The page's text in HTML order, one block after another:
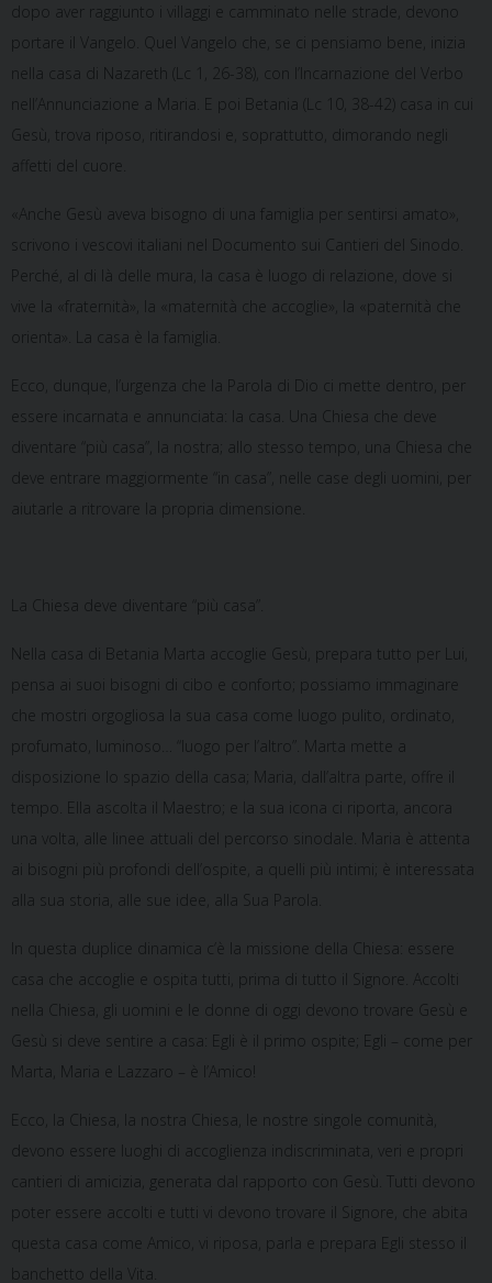
dopo aver raggiunto i villaggi e camminato nelle strade, devono
portare il Vangelo. Quel Vangelo che, se ci pensiamo bene, inizia
nella casa di Nazareth (Lc 1, 26-38), con l’Incarnazione del Verbo
nell’Annunciazione a Maria. E poi Betania (Lc 10, 38-42) casa in cui
Gesù, trova riposo, ritirandosi e, soprattutto, dimorando negli
affetti del cuore.
«Anche Gesù aveva bisogno di una famiglia per sentirsi amato»,
scrivono i vescovi italiani nel Documento sui Cantieri del Sinodo.
Perché, al di là delle mura, la casa è luogo di relazione, dove si
vive la «fraternità», la «maternità che accoglie», la «paternità che
orienta». La casa è la famiglia.
Ecco, dunque, l’urgenza che la Parola di Dio ci mette dentro, per
essere incarnata e annunciata: la casa. Una Chiesa che deve
diventare “più casa”, la nostra; allo stesso tempo, una Chiesa che
deve entrare maggiormente “in casa”, nelle case degli uomini, per
aiutarle a ritrovare la propria dimensione.
La Chiesa deve diventare “più casa”.
Nella casa di Betania Marta accoglie Gesù, prepara tutto per Lui,
pensa ai suoi bisogni di cibo e conforto; possiamo immaginare
che mostri orgogliosa la sua casa come luogo pulito, ordinato,
profumato, luminoso… “luogo per l’altro”. Marta mette a
disposizione lo spazio della casa; Maria, dall’altra parte, offre il
tempo. Ella ascolta il Maestro; e la sua icona ci riporta, ancora
una volta, alle linee attuali del percorso sinodale. Maria è attenta
ai bisogni più profondi dell’ospite, a quelli più intimi; è interessata
alla sua storia, alle sue idee, alla Sua Parola.
In questa duplice dinamica c’è la missione della Chiesa: essere
casa che accoglie e ospita tutti, prima di tutto il Signore. Accolti
nella Chiesa, gli uomini e le donne di oggi devono trovare Gesù e
Gesù si deve sentire a casa: Egli è il primo ospite; Egli – come per
Marta, Maria e Lazzaro – è l’Amico!
Ecco, la Chiesa, la nostra Chiesa, le nostre singole comunità,
devono essere luoghi di accoglienza indiscriminata, veri e propri
cantieri di amicizia, generata dal rapporto con Gesù. Tutti devono
poter essere accolti e tutti vi devono trovare il Signore, che abita
questa casa come Amico, vi riposa, parla e prepara Egli stesso il
banchetto della Vita.